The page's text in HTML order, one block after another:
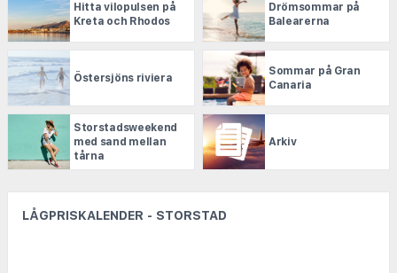
Hitta vilopulsen på
Kreta och Rhodos
Drömsommar på
Balearerna
Östersjöns riviera
Sommar på Gran
Canaria
Storstadsweekend
med sand mellan
tårna
Arkiv
LÅGPRISKALENDER - STORSTAD